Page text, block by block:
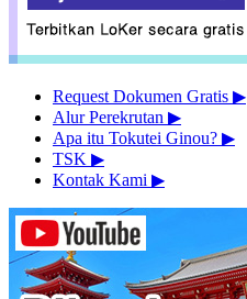
Request Dokumen Gratis ▶︎
Alur Perekrutan ▶︎
Apa itu Tokutei Ginou? ▶︎
TSK ▶︎
Kontak Kami ▶︎